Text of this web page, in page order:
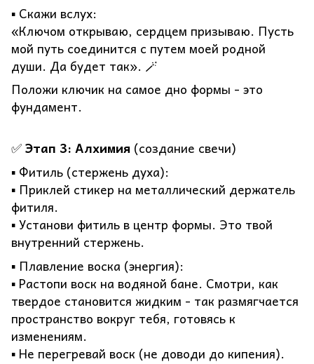
▪️ Скажи вслух:
«Ключом открываю, сердцем призываю. Пусть
мой путь соединится с путем моей родной
души. Да будет так». 🪄
Положи ключик на самое дно формы - это
фундамент.
✅Этап 3: Алхимия (создание свечи)
▪️ Фитиль (стержень духа):
▪️ Приклей стикер на металлический держатель
фитиля.
▪️ Установи фитиль в центр формы. Это твой
внутренний стержень.
▪️ Плавление воска (энергия):
▪️ Растопи воск на водяной бане. Смотри, как
твердое становится жидким - так размягчается
пространство вокруг тебя, готовясь к
изменениям.
▪️ Не перегревай воск (не доводи до кипения).